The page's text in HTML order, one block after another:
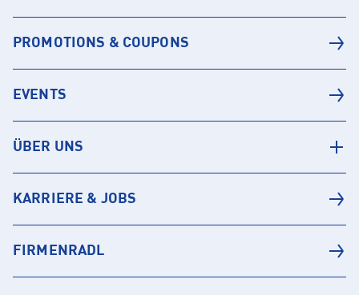
PROMOTIONS & COUPONS
EVENTS
ÜBER UNS
KARRIERE & JOBS
FIRMENRADL